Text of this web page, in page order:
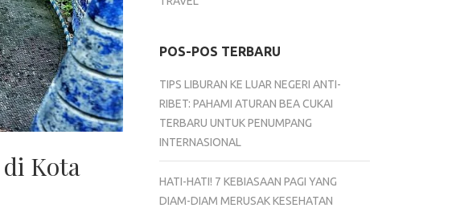
Kota
POS-POS TERBARU
TIPS LIBURAN KE LUAR NEGERI ANTI-
RIBET: PAHAMI ATURAN BEA CUKAI
TERBARU UNTUK PENUMPANG
INTERNASIONAL
HATI-HATI! 7 KEBIASAAN PAGI YANG
DIAM-DIAM MERUSAK KESEHATAN